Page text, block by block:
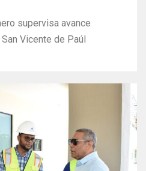
supervisa avance
Vicente de Paúl